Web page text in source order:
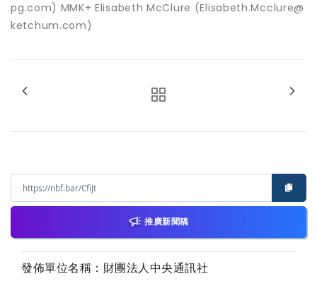
pg.com) MMK+ Elisabeth McClure (Elisabeth.Mcclure@
ketchum.com)
推廣新聞稿
發佈單位名稱：財團法人中央通訊社